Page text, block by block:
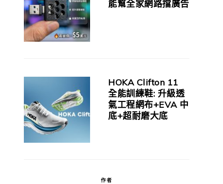
能幫全家網路擋廣告
HOKA Clifton 11
全能訓練鞋: 升級透
氣工程網布+EVA 中
底+超耐磨大底
作者